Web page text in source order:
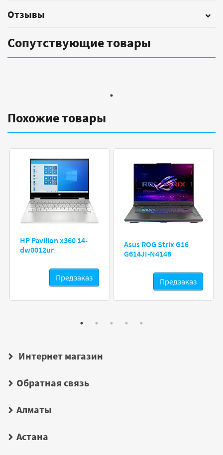
Отзывы
Сопутствующие товары
Похожие товары
HP Pavilion x360 14-
dw0012ur
Предзаказ
Asus ROG Strix G16
G614JI-N4148
Предзаказ
Интернет магазин
Обратная связь
Алматы
Астана